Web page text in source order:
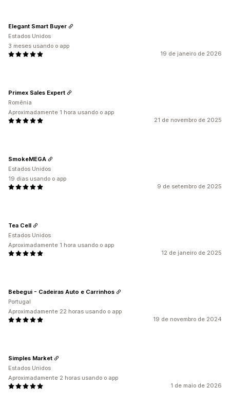
19 de janeiro de 2026
Elegant Smart Buyer
Estados Unidos
3 meses usando o app
21 de novembro de 2025
Primex Sales Expert
Romênia
Aproximadamente 1 hora usando o app
9 de setembro de 2025
SmokeMEGA
Estados Unidos
19 dias usando o app
12 de janeiro de 2025
Tea Cell
Estados Unidos
Aproximadamente 1 hora usando o app
19 de novembro de 2024
Bebegui - Cadeiras Auto e Carrinhos
Portugal
Aproximadamente 22 horas usando o app
1 de maio de 2026
Simples Market
Estados Unidos
Aproximadamente 2 horas usando o app